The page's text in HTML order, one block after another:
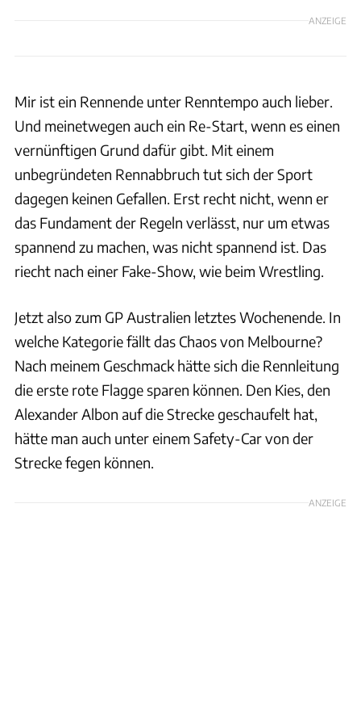
ANZEIGE
Mir ist ein Rennende unter Renntempo auch lieber.
Und meinetwegen auch ein Re-Start, wenn es einen
vernünftigen Grund dafür gibt. Mit einem
unbegründeten Rennabbruch tut sich der Sport
dagegen keinen Gefallen. Erst recht nicht, wenn er
das Fundament der Regeln verlässt, nur um etwas
spannend zu machen, was nicht spannend ist. Das
riecht nach einer Fake-Show, wie beim Wrestling.
Jetzt also zum GP Australien letztes Wochenende. In
welche Kategorie fällt das Chaos von Melbourne?
Nach meinem Geschmack hätte sich die Rennleitung
die erste rote Flagge sparen können. Den Kies, den
Alexander Albon auf die Strecke geschaufelt hat,
hätte man auch unter einem Safety-Car von der
Strecke fegen können.
ANZEIGE